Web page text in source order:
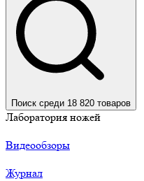
Поиск среди 18 820 товаров
Лаборатория ножей
Видеообзоры
Журнал